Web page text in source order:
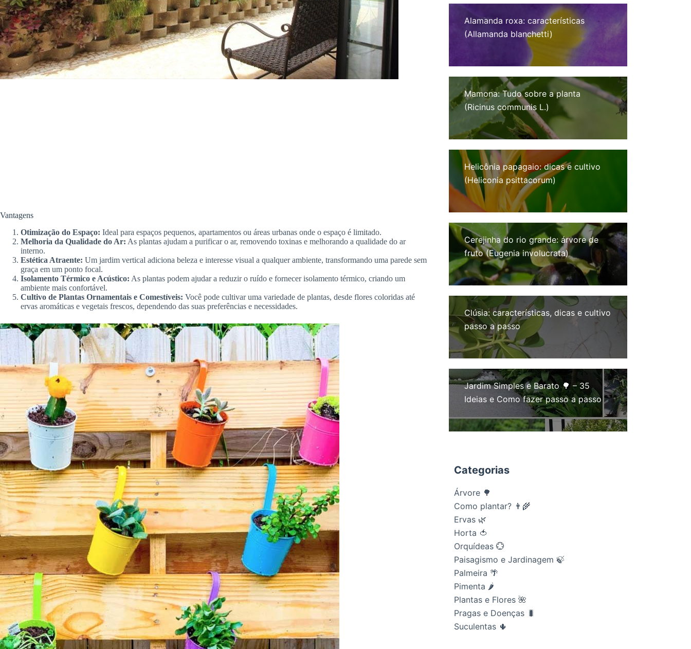
Vantagens
Otimização do Espaço: Ideal para espaços pequenos, apartamentos ou áreas urbanas onde o espaço é limitado.
Melhoria da Qualidade do Ar: As plantas ajudam a purificar o ar, removendo toxinas e melhorando a qualidade do ar
interno.
Estética Atraente: Um jardim vertical adiciona beleza e interesse visual a qualquer ambiente, transformando uma parede sem
graça em um ponto focal.
Isolamento Térmico e Acústico: As plantas podem ajudar a reduzir o ruído e fornecer isolamento térmico, criando um
ambiente mais confortável.
Cultivo de Plantas Ornamentais e Comestíveis: Você pode cultivar uma variedade de plantas, desde flores coloridas até
ervas aromáticas e vegetais frescos, dependendo das suas preferências e necessidades.
Alamanda roxa: características
(Allamanda blanchetti)
Mamona: Tudo sobre a planta
(Ricinus communis L.)
Helicônia papagaio: dicas e cultivo
(Heliconia psittacorum)
Cerejinha do rio grande: árvore de
fruto (Eugenia involucrata)
Clúsia: características, dicas e cultivo
passo a passo
Jardim Simples e Barato 🌳 – 35
Ideias e Como fazer passo a passo
Categorias
Árvore 🌳
Como plantar? 👨‍🌾
Ervas 🌿
Horta 🍅
Orquídeas 💮
Paisagismo e Jardinagem 🍃
Palmeira 🌴
Pimenta 🌶
Plantas e Flores 🌺
Pragas e Doenças 🐛
Suculentas 🌵